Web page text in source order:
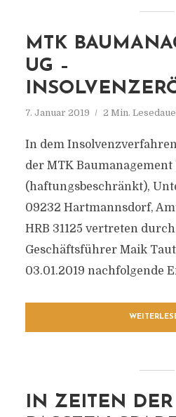
MTK
UG –
7. Januar 2019 2 Min.
In dem
der MTK Baumanagement
(haftungsbeschränkt),
09232 Hartmannsdorf,
HRB 31125 vertreten
Geschäftsführer Maik
03.01.2019 nachfolgende
IN ZEITEN